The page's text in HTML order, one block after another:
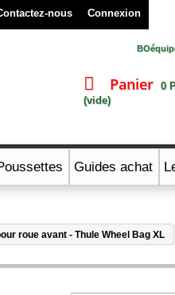
Connexion
nous
Panier 0
(vide)
Guides achat
roue avant - Thule Wheel Bag XL